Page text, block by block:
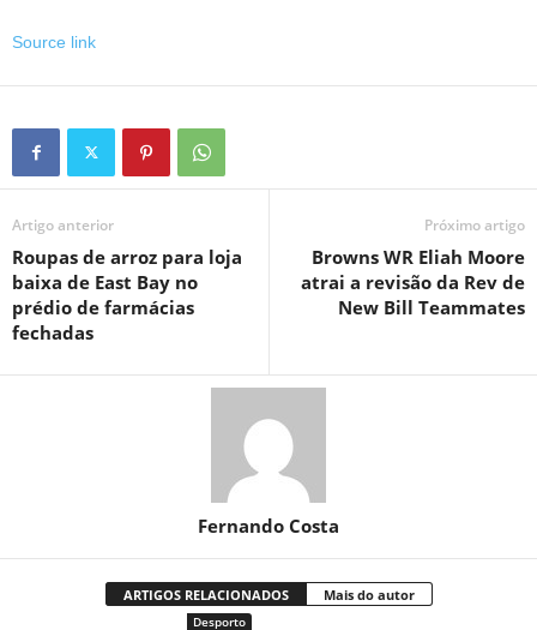
Source link
Artigo anterior
Roupas de arroz para loja
baixa de East Bay no
prédio de farmácias
fechadas
Próximo artigo
Browns WR Eliah Moore
atrai a revisão da Rev de
New Bill Teammates
Fernando Costa
ARTIGOS RELACIONADOS Mais do autor
Desporto